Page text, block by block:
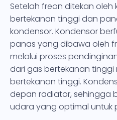
Setelah freon ditekan oleh
bertekanan tinggi dan
kondensor. Kondensor
panas yang dibawa oleh
melalui proses
dari gas bertekanan tinggi
bertekanan tinggi.
depan radiator, sehingga
udara yang optimal untuk